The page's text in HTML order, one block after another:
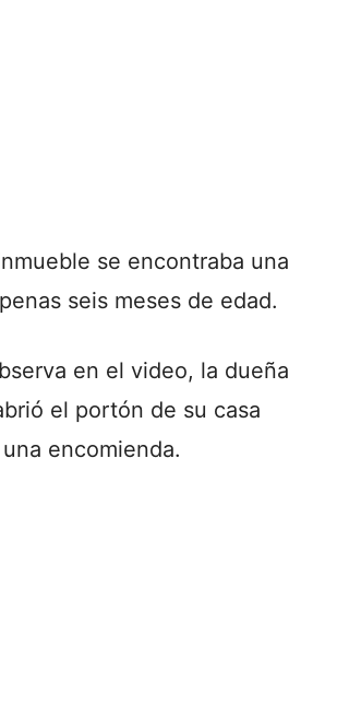
se encontraba una
seis meses de edad.
en el video, la dueña
el portón de su casa
encomienda.